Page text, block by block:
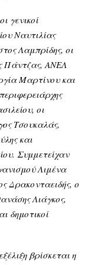
γενικοί
Ναυτιλίας
Λαμπρίδης, οι
Πάντζας, ΑΝΕΛ
Μαρτίνου και
οι
Τσουκαλάς,
και
Συμμετείχαν
Λιμένα
Δρακονταειδής, ο
Λιάγκος,
δημοτικοί
βρίσκεται η